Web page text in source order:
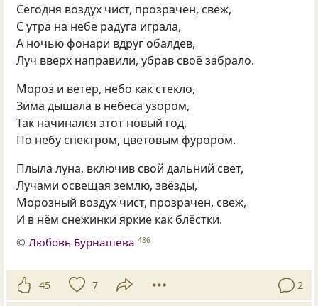
Сегодня воздух чист, прозрачен, свеж,
С утра на небе радуга играла,
А ночью фонари вдруг обалдев,
Луч вверх направили, убрав своё забрало.
Мороз и ветер, небо как стекло,
Зима дышала в небеса узором,
Так начинался этот новый год,
По небу спектром, цветовым фурором.
Плыла луна, включив свой дальний свет,
Лучами освещая землю, звёзды,
Морозный воздух чист, прозрачен, свеж,
И в нём снежинки яркие как блёстки.
©Любовь Бурнашева 486
45 7 2